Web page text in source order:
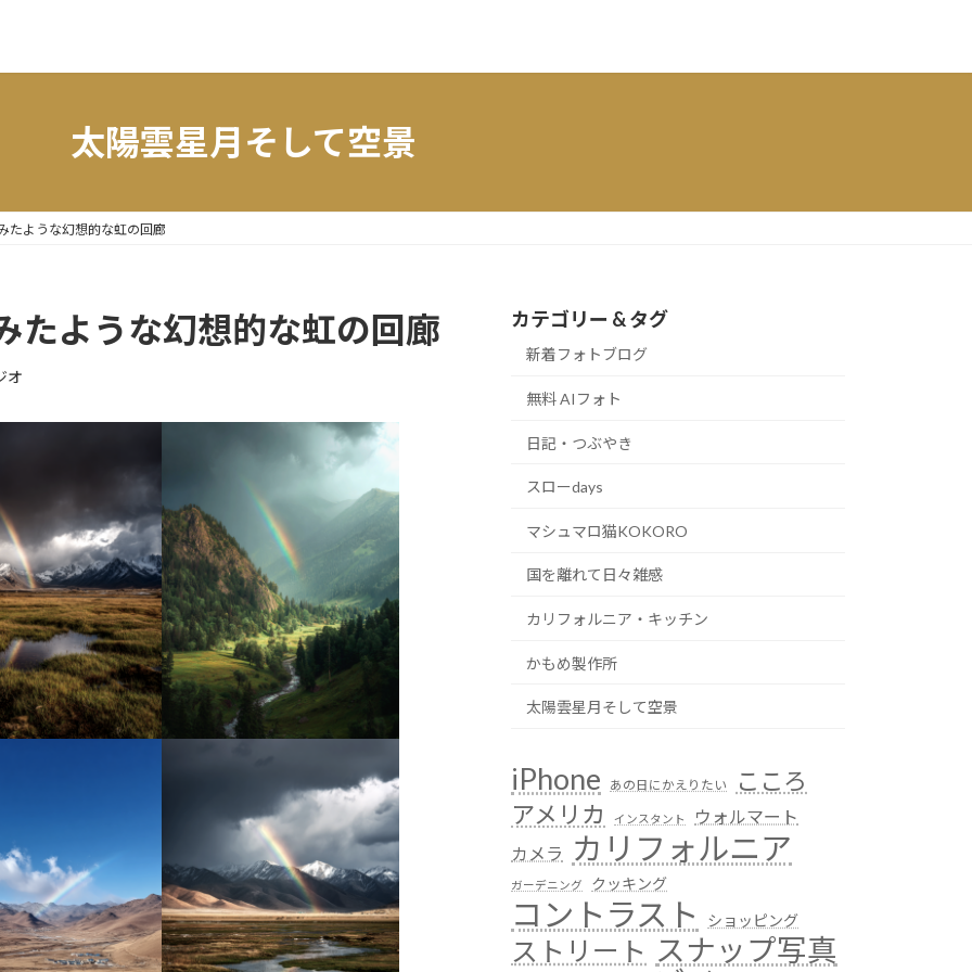
太陽雲星月そして空景
たような幻想的な虹の回廊
たような幻想的な虹の回廊
オ
カテゴリー & タグ
新着フォトブログ
無料 AIフォト
日記・つぶやき
スローdays
マシュマロ猫KOKORO
国を離れて日々雑感
カリフォルニア・キッチン
かもめ製作所
太陽雲星月そして空景
iPhone あの日にかえりたい
こころ
アメリカ
インスタント
ウォルマート
カメラ
カリフォルニア
ガーデニング クッキング
コントラスト ショッピング
ストリート スナップ写真